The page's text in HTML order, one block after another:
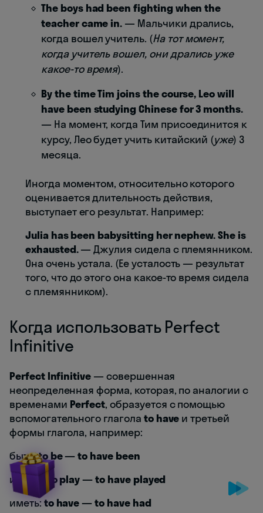
The boys had been fighting when the
teacher came in. — Мальчики дрались,
когда вошел учитель. (На тот момент,
когда учитель вошел, они дрались уже
какое-то время).
By the time Tim joins the course, Leo will
have been studying Chinese for 3 months.
— На момент, когда Тим присоединится к
курсу, Лео будет учить китайский (уже) 3
месяца.
Иногда моментом, относительно которого
оценивается длительность действия,
выступает его результат. Например:
Julia has been babysitting her nephew. She is
exhausted.— Джулия сидела с племянником.
Она очень устала. (Ее усталость — результат
того, что до этого она какое-то время сидела
с племянником).
Когда использовать Perfect
Infinitive
Perfect Infinitive — совершенная
неопределенная форма, которая, по аналогии с
временами Perfect, образуется с помощью
вспомогательного глагола to have и третьей
формы глагола, например:
быть:to be — to have been
играть: to play — to have played
иметь: to have — to have had